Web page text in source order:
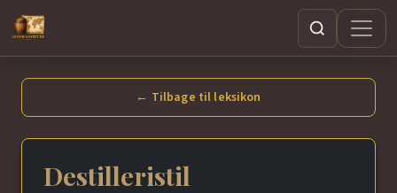
Søg
← Tilbage til leksikon
Destilleristil